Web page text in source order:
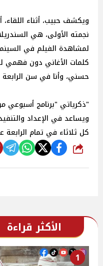
ويكشف حبيب، أثناء
نجمته الأولى، هي
لمشاهدة الفيلم في
كلمات الأغاني دون
حسني، وأنا في سن
"ذكرياتي "برنامج أسبوعي
ويساعد في الإعداد
كل ثلاثاء في تمام الرابعة
شارك
الأكثر قراءة
1